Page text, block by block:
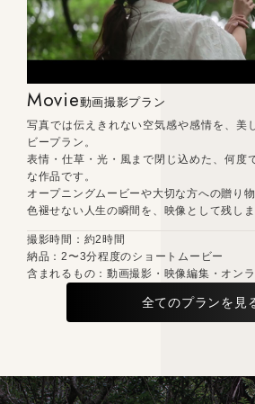
Movie動画撮影プラン
写真では伝えきれない空気感や感情を、美
ビープラン。
表情・仕草・光・風まで閉じ込めた、何度
な作品です。
オープニングムービーや大切な方への贈り物
色褪せない人生の瞬間を、映像として残しま
撮影時間：約2時間
納品：2〜3分程度のショートムービー
含まれるもの：動画撮影・映像編集・オン
全てのプランを見